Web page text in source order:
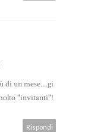
di un mese....gi
"invitanti"!
Rispondi